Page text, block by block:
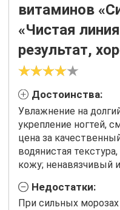
витаминов
«Чистая
результат,
Достоинства:
Увлажнение на
укрепление ногтей,
цена за
водянистая
кожу; ненавязчивый
Недостатки:
При сильных